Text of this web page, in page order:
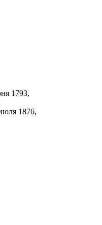
1793,
1876,